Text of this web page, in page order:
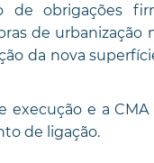
de obrigações
de
da nova
e a
de ligação.